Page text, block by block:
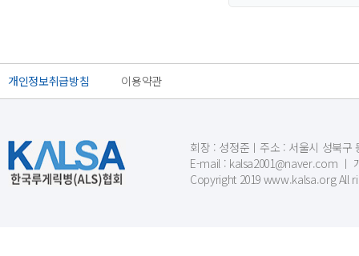
개인정보취급방침 이용약관
회장 : 성정준ㅣ주소 : 서울시 성북구
E-mail : kalsa2001@naver.com ㅣ
Copyright 2019 www.kalsa.org All